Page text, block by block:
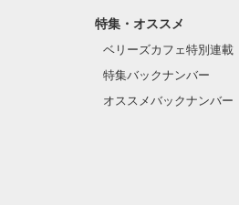
特集・オススメ
ベリーズカフェ特別連載
特集バックナンバー
オススメバックナンバー